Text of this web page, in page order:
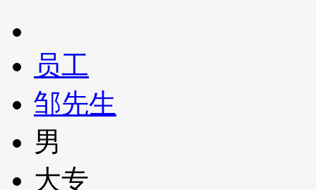
员工
邹先生
男
大专